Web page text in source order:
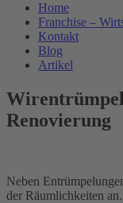
Home
Franchise –
Kontakt
Blog
Artikel
Renovierung
Neben
der Räumlichkeiten an.